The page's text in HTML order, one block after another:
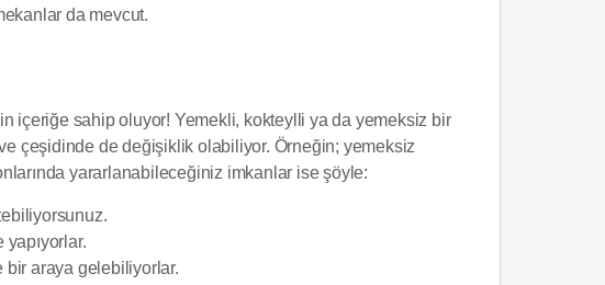
da mevcut.
içeriğe sahip oluyor! Yemekli, kokteylli ya da yemeksiz bir
çeşidinde de değişiklik olabiliyor. Örneğin; yemeksiz
yararlanabileceğiniz imkanlar ise şöyle:
yapıyorlar.
bir araya gelebiliyorlar.